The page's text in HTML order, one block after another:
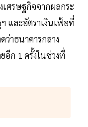
ศรษฐกิจจากผลกระ
และอัตราเงินเฟ้อที่
ว่าธนาคารกลาง
อีก 1 ครั้งในช่วงที่